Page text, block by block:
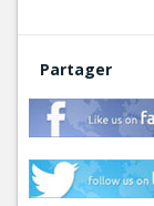
Partager